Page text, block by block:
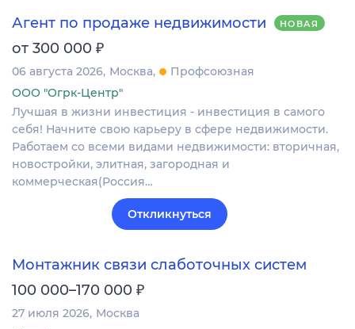
Агент по продаже недвижимости НОВАЯ
от 300 000 ₽
06 августа 2026 Москва
Профсоюзная
ООО "Огрк-Центр"
Лучшая в жизни инвестиция - инвестиция в самого
себя! Начните свою карьеру в сфере недвижимости.
Работаем со всеми видами недвижимости: вторичная,
новостройки, элитная, загородная и
коммерческая(Россия…
Откликнуться
Монтажник связи слаботочных систем
100 000–170 000 ₽
27 июля 2026 Москва